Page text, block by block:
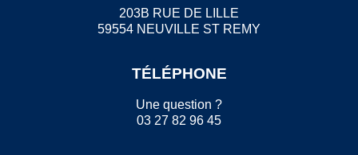
203B RUE DE LILLE
59554 NEUVILLE ST REMY
TÉLÉPHONE
Une question ?
03 27 82 96 45